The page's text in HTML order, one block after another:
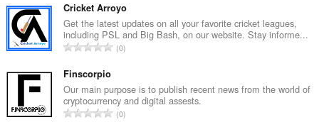
p
l
a
m
s
a
y
Cricket Arroyo
Get the latest updates on all your favorite cricket leagues,
including PSL and Big Bash, on our website. Stay informe...
T
l
a
m
0
Finscorpio
Our main purpose is to publish recent news from the world of
cryptocurrency and digital assests.
T0